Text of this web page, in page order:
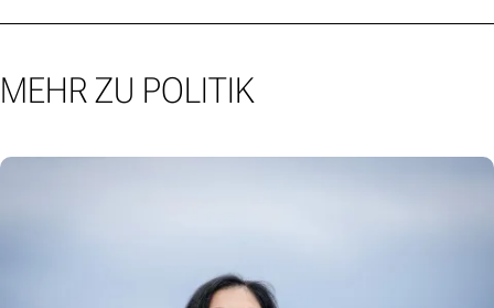
MEHR ZU POLITIK